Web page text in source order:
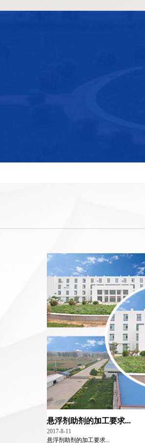
悬浮剂助剂的加工要求...
2017-8-11
悬浮剂助剂的加工要求...